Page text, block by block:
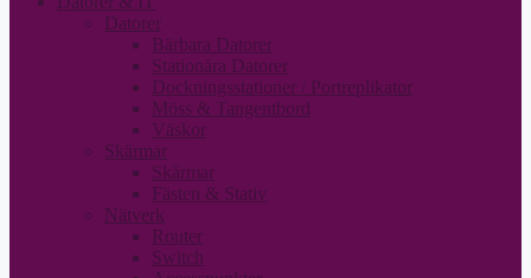
Datorer
Bärbara Datorer
Stationära Datorer
Dockningsstationer / Portreplikator
Möss & Tangentbord
Väskor
Skärmar
Skärmar
Fästen & Stativ
Nätverk
Router
Switch